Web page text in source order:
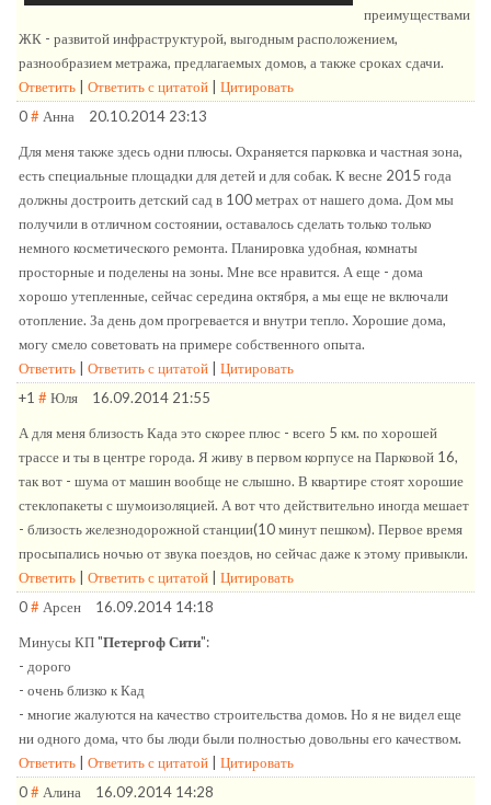
преимуществами
ЖК - развитой инфраструктурой, выгодным расположением,
разнообразием метража, предлагаемых домов, а также сроках сдачи.
Ответить
Ответить с цитатой
Цитировать
0# Анна
20.10.2014 23:13
Для меня также здесь одни плюсы. Охраняется парковка и частная зона,
есть специальные площадки для детей и для собак. К весне 2015 года
должны достроить детский сад в 100 метрах от нашего дома. Дом мы
получили в отличном состоянии, оставалось сделать только только
немного косметического ремонта. Планировка удобная, комнаты
просторные и поделены на зоны. Мне все нравится. А еще - дома
хорошо утепленные, сейчас середина октября, а мы еще не включали
отопление. За день дом прогревается и внутри тепло. Хорошие дома,
могу смело советовать на примере собственного опыта.
Ответить
Ответить с цитатой
Цитировать
+1 # Юля
16.09.2014 21:55
А для меня близость Када это скорее плюс - всего 5 км. по хорошей
трассе и ты в центре города. Я живу в первом корпусе на Парковой 16,
так вот - шума от машин вообще не слышно. В квартире стоят хорошие
стеклопакеты с шумоизоляцией. А вот что действительно иногда мешает
- близость железнодорожной станции(10 минут пешком). Первое время
просыпались ночью от звука поездов, но сейчас даже к этому привыкли.
Ответить
Ответить с цитатой
Цитировать
0# Арсен
16.09.2014 14:18
Минусы КП "Петергоф Сити":
- дорого
- очень близко к Кад
- многие жалуются на качество строительства домов. Но я не видел еще
ни одного дома, что бы люди были полностью довольны его качеством.
Ответить
Ответить с цитатой
Цитировать
0# Алина
16.09.2014 14:28